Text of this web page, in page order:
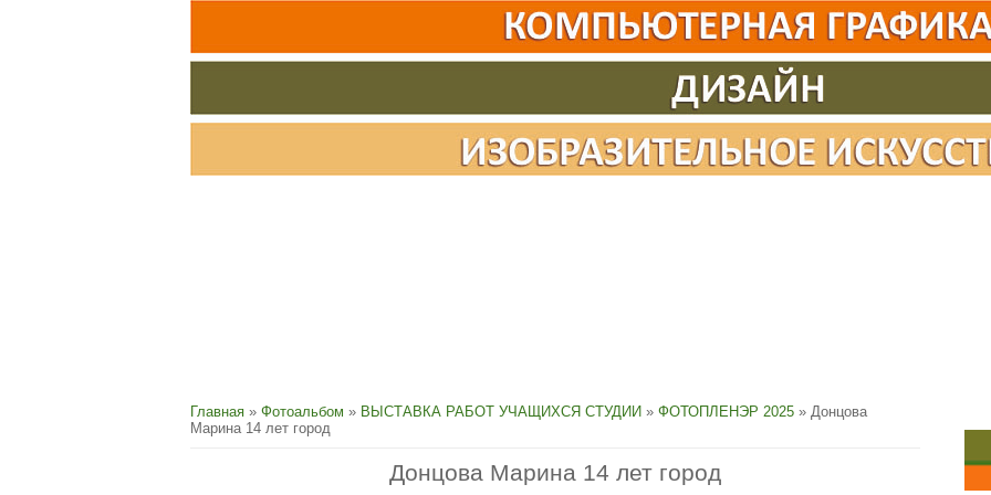
Главная » Фотоальбом » ВЫСТАВКА РАБОТ УЧАЩИХСЯ СТУДИИ » ФОТОПЛЕНЭР 2025 » Донцова
Марина 14 лет город
Донцова Марина 14 лет город